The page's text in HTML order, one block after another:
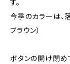
す。
今季のカラーは、
ブラウン）
ボタンの開け閉